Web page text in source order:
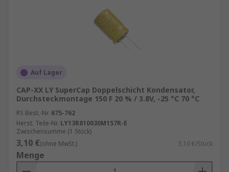
Auf Lager
CAP-XX LY SuperCap Doppelschicht Kondensator,
Durchsteckmontage 150 F 20 % / 3.8V, -25 °C 70 °C
RS Best.-Nr. 675-762
Herst. Teile-Nr. LY13R810030M157R-E
Zwischensumme (1 Stück)
3,10 €(ohne MwSt.) 3,10 €/Stück
Menge